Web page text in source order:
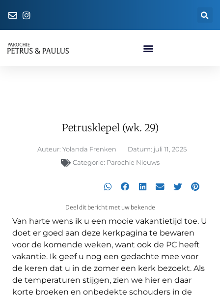
Petrusklepel (wk. 29)
Auteur: Yolanda Frenken Datum: juli 11, 2025
Categorie: Parochie Nieuws
Deel dit bericht met uw bekende
Van harte wens ik u een mooie vakantietijd toe. U
doet er goed aan deze kerkpagina te bewaren
voor de komende weken, want ook de PC heeft
vakantie. Ik geef u nog een gedachte mee voor
de keren dat u in de zomer een kerk bezoekt. Als
de temperaturen stijgen, zien we hier en daar
korte broeken en onbedekte schouders in de